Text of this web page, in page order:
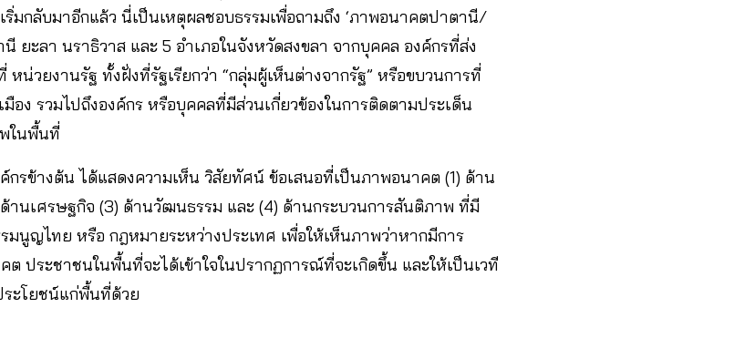
ริ่มกลับมาอีกแล้ว นี่เป็นเหตุผลชอบธรรมเพื่อถามถึง ‘ภาพอนาคตปาตานี/
ยะลา นราธิวาส และ 5 อำเภอในจังหวัดสงขลา จากบุคคล องค์กรที่ส่ง
น่วยงานรัฐ ทั้งฝั่งที่รัฐเรียกว่า “กลุ่มผู้เห็นต่างจากรัฐ” หรือขบวนการที่
อง รวมไปถึงองค์กร หรือบุคคลที่มีส่วนเกี่ยวข้องในการติดตามประเด็น
ในพื้นที่
รข้างต้น ได้แสดงความเห็น วิสัยทัศน์ ข้อเสนอที่เป็นภาพอนาคต (1) ด้าน
านเศรษฐกิจ (3) ด้านวัฒนธรรม และ (4) ด้านกระบวนการสันติภาพ ที่มี
มนูญไทย หรือ กฎหมายระหว่างประเทศ เพื่อให้เห็นภาพว่าหากมีการ
ต ประชาชนในพื้นที่จะได้เข้าใจในปรากฏการณ์ที่จะเกิดขึ้น และให้เป็นเวที
ะโยชน์แก่พื้นที่ด้วย